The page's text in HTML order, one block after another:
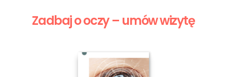
Zadbaj o oczy – umów wizytę